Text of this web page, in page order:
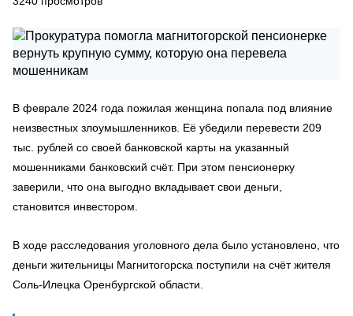
В феврале 2024 года пожилая женщина попала под влияние
неизвестных злоумышленников. Её убедили перевести 209
тыс. рублей со своей банковской карты на указанный
мошенниками банковский счёт. При этом пенсионерку
заверили, что она выгодно вкладывает свои деньги,
становится инвестором.
В ходе расследования уголовного дела было установлено, что
деньги жительницы Магнитогорска поступили на счёт жителя
Соль-Илецка Оренбургской области.